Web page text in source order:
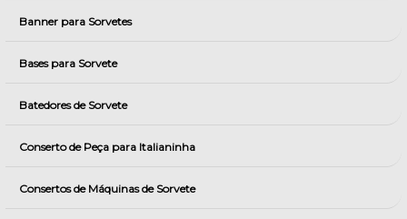
Banner para Sorvetes
Bases para Sorvete
Batedores de Sorvete
Conserto de Peça para Italianinha
Consertos de Máquinas de Sorvete